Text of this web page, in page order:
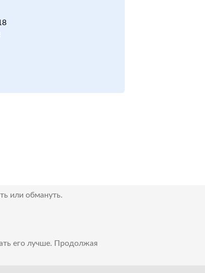
или обмануть.
его лучше. Продолжая